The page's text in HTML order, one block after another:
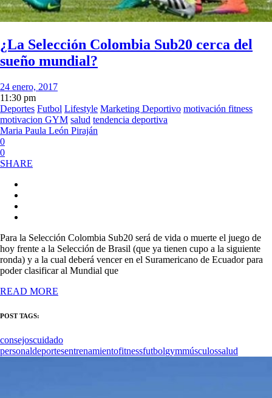
¿La Selección Colombia Sub20 cerca del
sueño mundial?
24 enero, 2017
11:30 pm
Deportes Futbol Lifestyle Marketing Deportivo motivación fitness
motivacion GYM salud tendencia deportiva
Maria Paula León Piraján
0
0
SHARE
Para la Selección Colombia Sub20 será de vida o muerte el juego de
hoy frente a la Selección de Brasil (que ya tienen cupo a la siguiente
ronda) y a la cual deberá vencer en el Suramericano de Ecuador para
poder clasificar al Mundial que
READ MORE
POST TAGS:
consejoscuidado
personaldeportesentrenamientofitnessfutbolgymmúsculossalud